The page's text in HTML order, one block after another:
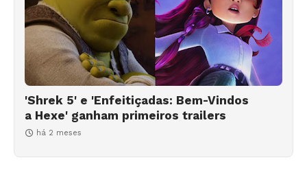
'Shrek 5' e 'Enfeitiçadas: Bem-Vindos
a Hexe' ganham primeiros trailers
há 2 meses